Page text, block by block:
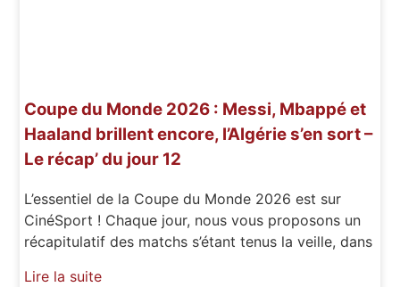
Coupe du Monde 2026 : Messi, Mbappé et
Haaland brillent encore, l’Algérie s’en sort –
Le récap’ du jour 12
L’essentiel de la Coupe du Monde 2026 est sur
CinéSport ! Chaque jour, nous vous proposons un
récapitulatif des matchs s’étant tenus la veille, dans
Lire la suite